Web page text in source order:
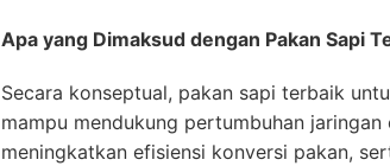
Apa yang Dimaksud dengan Pakan Sapi
Secara konseptual, pakan sapi terbaik
mampu mendukung pertumbuhan
meningkatkan efisiensi konversi pakan,